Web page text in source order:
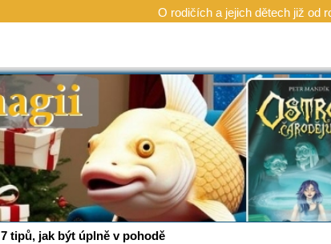
O rodičích a jejich dětech již od
7 tipů, jak být úplně v pohodě